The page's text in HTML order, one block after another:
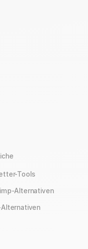
Tools
Alternativen
Alternativen